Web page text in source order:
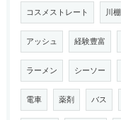
コスメストレート 川棚
アッシュ 経験豊富
ラーメン シーソー
電車 薬剤 バス